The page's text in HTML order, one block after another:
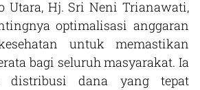
Utara, Hj. Sri Neni Trianawati,
optimalisasi anggaran
untuk memastikan
bagi seluruh masyarakat. Ia
distribusi dana yang tepat